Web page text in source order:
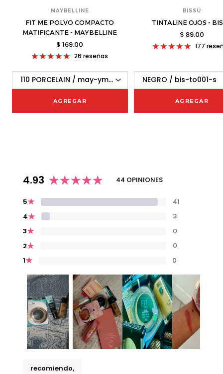
MAYBELLINE
FIT ME POLVO COMPACTO
MATIFICANTE - MAYBELLINE
$ 169.00
26 reseñas
AGREGAR
BISSÚ
TINTALINE OJOS -
$ 89.00
177
AGREGAR
4.93 44 OPINIONES
5★
41
4★
3
3★
0
2★
0
1★ 0
recomiendo,